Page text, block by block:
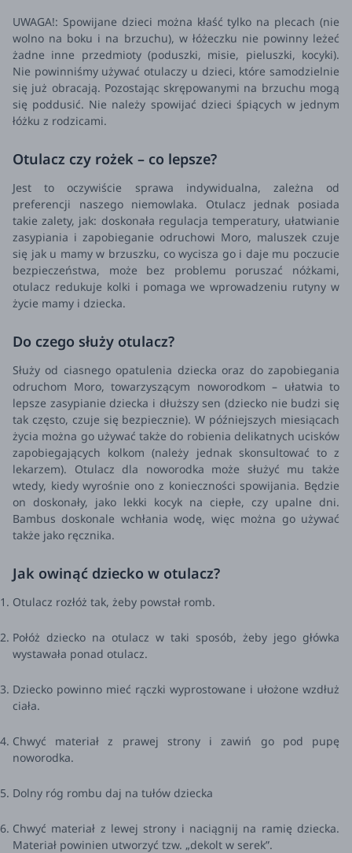
UWAGA!: Spowijane dzieci można kłaść tylko na plecach (nie
wolno na boku i na brzuchu), w łóżeczku nie powinny leżeć
żadne inne przedmioty (poduszki, misie, pieluszki, kocyki).
Nie powinniśmy używać otulaczy u dzieci, które samodzielnie
się już obracają. Pozostając skrępowanymi na brzuchu mogą
się poddusić. Nie należy spowijać dzieci śpiących w jednym
łóżku z rodzicami.
Otulacz czy rożek – co lepsze?
Jest to oczywiście sprawa indywidualna, zależna od
preferencji naszego niemowlaka. Otulacz jednak posiada
takie zalety, jak: doskonała regulacja temperatury, ułatwianie
zasypiania i zapobieganie odruchowi Moro, maluszek czuje
się jak u mamy w brzuszku, co wycisza go i daje mu poczucie
bezpieczeństwa, może bez problemu poruszać nóżkami,
otulacz redukuje kolki i pomaga we wprowadzeniu rutyny w
życie mamy i dziecka.
Do czego służy otulacz?
Służy od ciasnego opatulenia dziecka oraz do zapobiegania
odruchom Moro, towarzyszącym noworodkom – ułatwia to
lepsze zasypianie dziecka i dłuższy sen (dziecko nie budzi się
tak często, czuje się bezpiecznie). W późniejszych miesiącach
życia można go używać także do robienia delikatnych ucisków
zapobiegających kolkom (należy jednak skonsultować to z
lekarzem). Otulacz dla noworodka może służyć mu także
wtedy, kiedy wyrośnie ono z konieczności spowijania. Będzie
on doskonały, jako lekki kocyk na ciepłe, czy upalne dni.
Bambus doskonale wchłania wodę, więc można go używać
także jako ręcznika.
Jak owinąć dziecko w otulacz?
Otulacz rozłóż tak, żeby powstał romb.
Połóż dziecko na otulacz w taki sposób, żeby jego główka
wystawała ponad otulacz.
Dziecko powinno mieć rączki wyprostowane i ułożone wzdłuż
ciała.
Chwyć materiał z prawej strony i zawiń go pod pupę
noworodka.
Dolny róg rombu daj na tułów dziecka
Chwyć materiał z lewej strony i naciągnij na ramię dziecka.
Materiał powinien utworzyć tzw. „dekolt w serek”.